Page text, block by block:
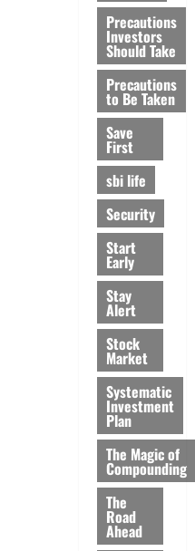
Precautions
Investors
Should Take
Precautions
to Be Taken
Save
First
sbi life
Security
Start
Early
Stay
Alert
Stock
Market
Systematic
Investment
Plan
The Magic of
Compounding
The
Road
Ahead